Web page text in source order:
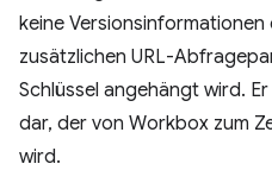
keine
zusätzlichen URL-
Schlüssel angehängt wird.
dar, der von Workbox zum
wird.